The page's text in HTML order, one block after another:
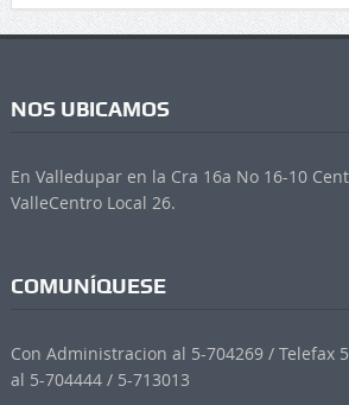
NOS UBICAMOS
En Valledupar en la Cra 16a No 16-10
ValleCentro Local 26.
COMUNÍQUESE
Con Administracion al 5-704269 / Telefax
al 5-704444 / 5-713013